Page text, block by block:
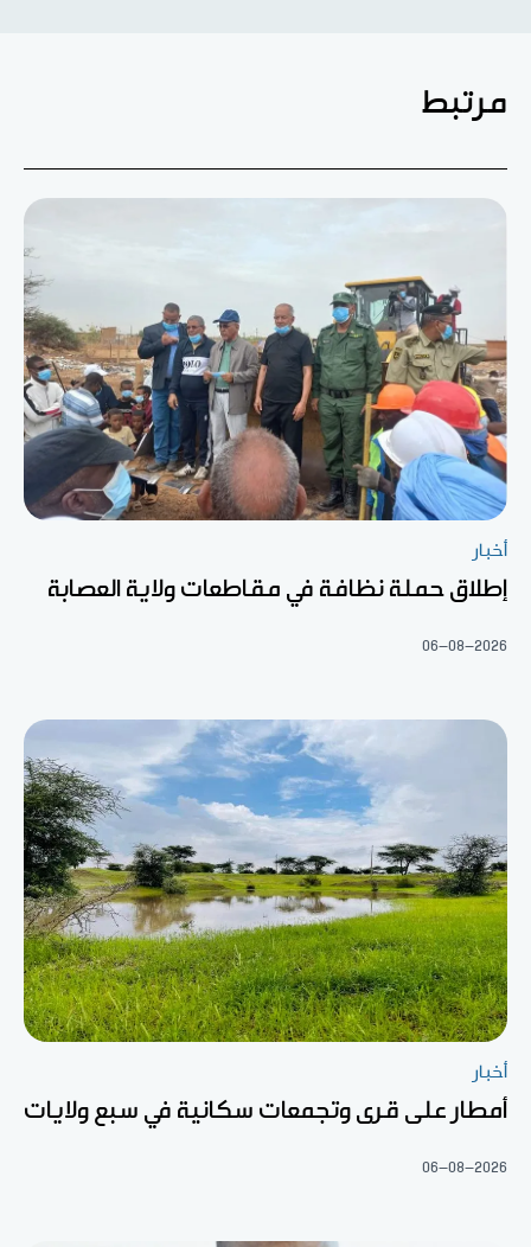
مرتبط
أخبار
إطلاق حملة نظافة في مقاطعات ولاية العصابة
06-08-2026
أخبار
أمطار على قرى وتجمعات سكانية في سبع ولايات
06-08-2026